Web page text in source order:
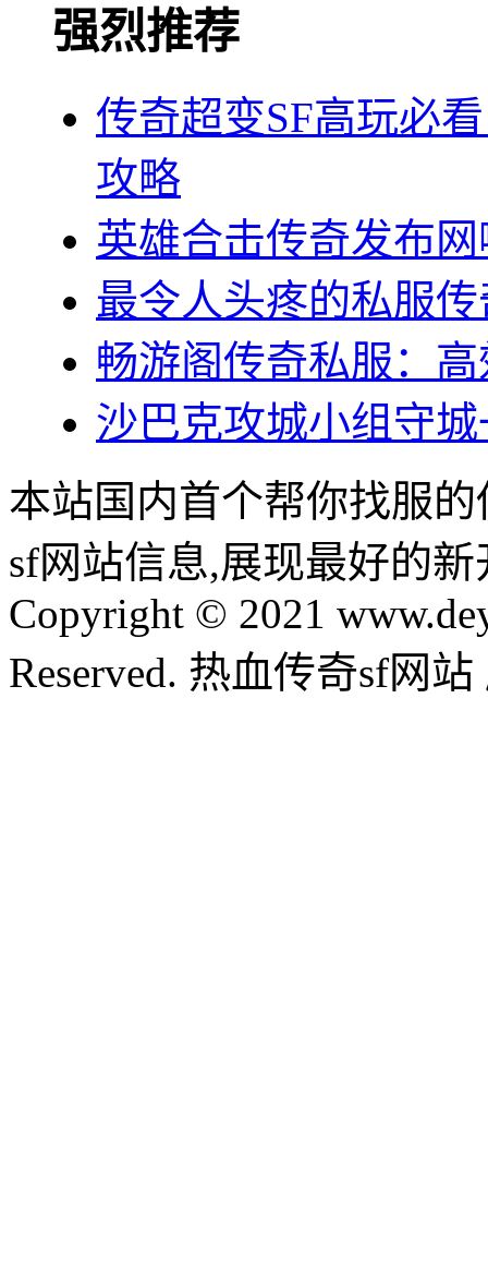
强烈推荐
传奇超变SF高玩必
攻略
英雄合击传奇发布
最令人头疼的私服
畅游阁传奇私服：
沙巴克攻城小组守
本站国内首个帮你找服
sf网站信息,展现最好的
Copyright © 2021
Reserved. 热血传奇sf网